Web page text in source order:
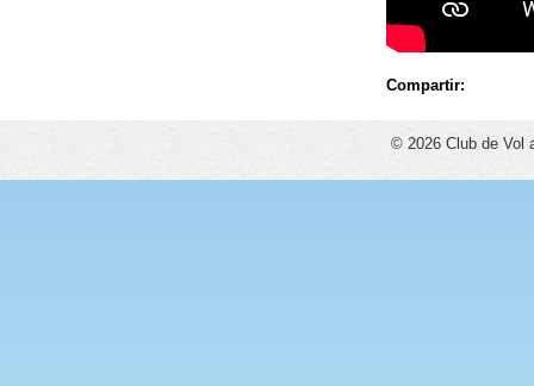
Compartir:
© 2026 Club de Vol